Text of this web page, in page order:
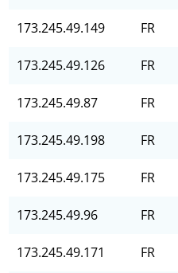
173.245.49.149 FR
173.245.49.126 FR
173.245.49.87 FR
173.245.49.198 FR
173.245.49.175 FR
173.245.49.96 FR
173.245.49.171 FR